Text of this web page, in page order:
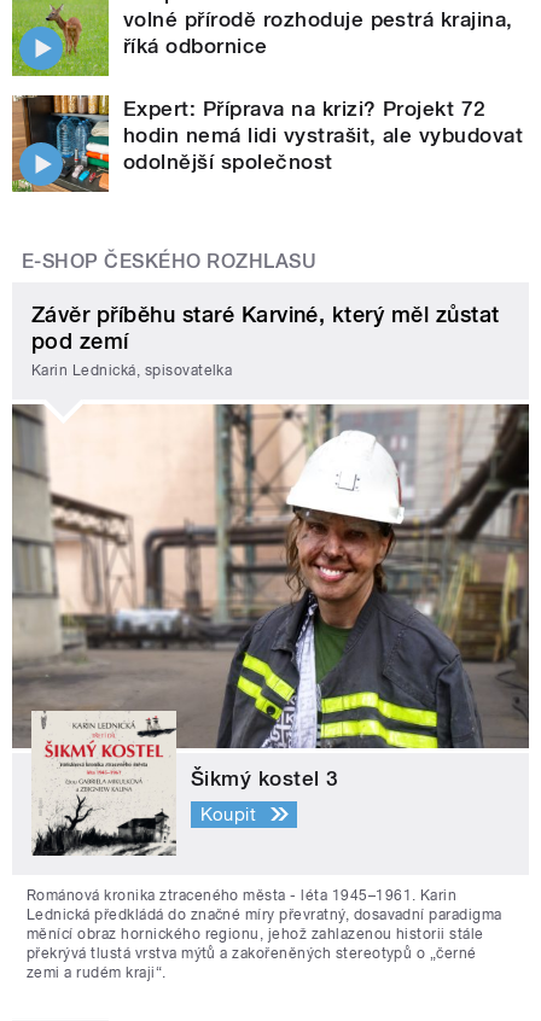
volné přírodě rozhoduje pestrá krajina,
říká odbornice
Expert: Příprava na krizi? Projekt 72
hodin nemá lidi vystrašit, ale vybudovat
odolnější společnost
E-SHOP ČESKÉHO ROZHLASU
Závěr příběhu staré Karviné, který měl zůstat
pod zemí
Karin Lednická, spisovatelka
Šikmý kostel 3
Koupit
Románová kronika ztraceného města - léta 1945–1961. Karin
Lednická předkládá do značné míry převratný, dosavadní paradigma
měnící obraz hornického regionu, jehož zahlazenou historii stále
překrývá tlustá vrstva mýtů a zakořeněných stereotypů o „černé
zemi a rudém kraji“.